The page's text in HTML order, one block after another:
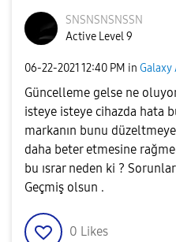
SNSNSNSNSSN
Active Level 9
‎06-22-2021 12:40 PM in Galaxy
Güncelleme gelse ne
isteye isteye cihazda hata
markanın bunu
daha beter etmesine
bu ısrar neden ki ?
Geçmiş olsun .
0 Likes